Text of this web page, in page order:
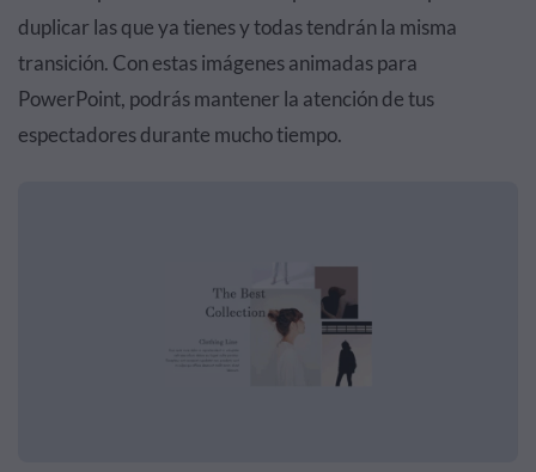
duplicar las que ya tienes y todas tendrán la misma
transición. Con estas imágenes animadas para
PowerPoint, podrás mantener la atención de tus
espectadores durante mucho tiempo.